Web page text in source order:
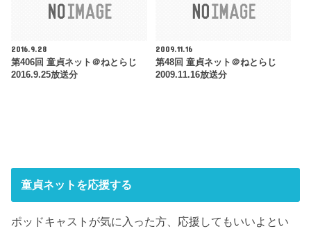
2016.9.28
第406回 童貞ネット＠ねとらじ
2016.9.25放送分
2009.11.16
第48回 童貞ネット＠ねとらじ
2009.11.16放送分
童貞ネットを応援する
ポッドキャストが気に入った方、応援してもいいよとい